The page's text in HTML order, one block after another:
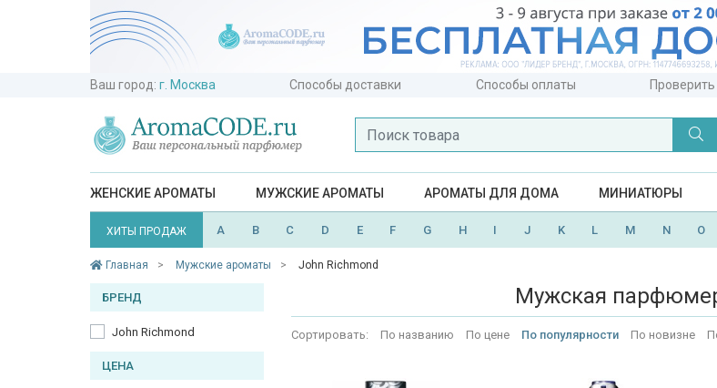
Ваш город: г. Москва Способы доставки Способы оплаты Проверить
ЖЕНСКИЕ АРОМАТЫ МУЖСКИЕ АРОМАТЫ АРОМАТЫ ДЛЯ ДОМА МИНИАТЮРЫ
ХИТЫ ПРОДАЖ A B C D E F G H I J K L M N O
Главная Мужские ароматы John Richmond
БРЕНД
John Richmond
ЦЕНА
Мужская
Сортировать: По названию По цене По популярности По новизне